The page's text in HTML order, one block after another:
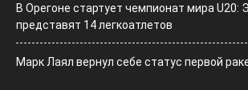
В Орегоне стартует чемпионат мира U20:
представят 14 легкоатлетов
Марк Лаял вернул себе статус первой